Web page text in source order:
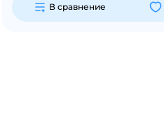
В сравнение